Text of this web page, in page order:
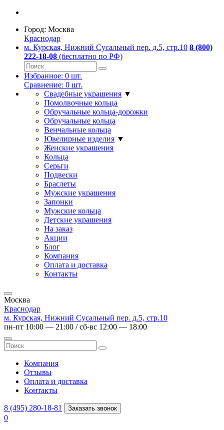
Город: Москва
Краснодар
м. Курская, Нижний Сусальный пер. д.5, стр.10 8 (800)
222-18-08 (бесплатно по РФ)
Избранное: 0 шт.
Сравнение: 0 шт.
Свадебные украшения ▼
Помолвочные кольца
Обручальные кольца-дорожки
Обручальные кольца
Венчальные кольца
Ювелирные изделия ▼
Женские украшения
Кольца
Серьги
Подвески
Браслеты
Мужские украшения
Запонки
Мужские кольца
Детские украшения
На заказ
Акции
Блог
Компания
Оплата и доставка
Контакты
Москва
Краснодар
м. Курская, Нижний Сусальный пер. д.5, стр.10
пн-пт 10:00 — 21:00 / сб-вс 12:00 — 18:00
Компания
Отзывы
Оплата и доставка
Контакты
8 (495) 280-18-81 Заказать звонок
0